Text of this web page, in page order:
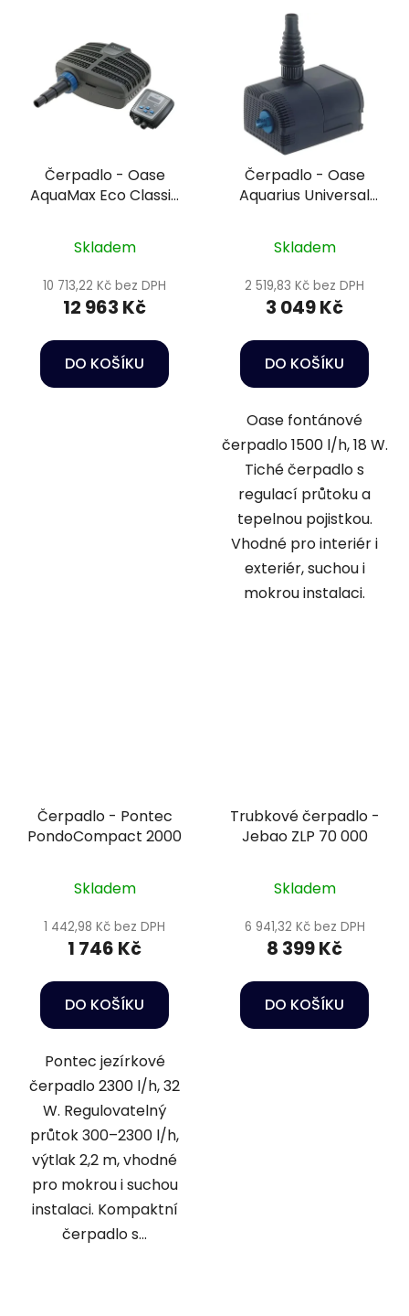
Čerpadlo - Oase
AquaMax Eco Classic
Skladem
10 713,22 Kč bez DPH
12 963 Kč
DO KOŠÍKU
Čerpadlo - Oase
Aquarius Universal
Skladem
2 519,83 Kč bez DPH
3 049 Kč
DO KOŠÍKU
Oase fontánové
čerpadlo 1500 l/h, 18 W.
Tiché čerpadlo s
regulací průtoku a
tepelnou pojistkou.
Vhodné pro interiér i
exteriér, suchou i
mokrou instalaci.
Čerpadlo - Pontec
PondoCompact 2000
Skladem
1 442,98 Kč bez DPH
1 746 Kč
DO KOŠÍKU
Pontec jezírkové
čerpadlo 2300 l/h, 32
W. Regulovatelný
průtok 300–2300 l/h,
výtlak 2,2 m, vhodné
pro mokrou i suchou
instalaci. Kompaktní
čerpadlo s...
Trubkové čerpadlo -
Jebao ZLP 70 000
Skladem
6 941,32 Kč bez DPH
8 399 Kč
DO KOŠÍKU